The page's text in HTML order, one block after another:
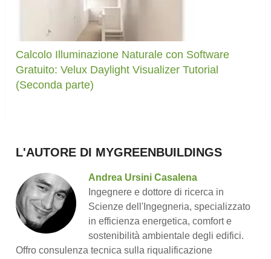
Calcolo Illuminazione Naturale con Software
Gratuito: Velux Daylight Visualizer Tutorial
(Seconda parte)
L'AUTORE DI MYGREENBUILDINGS
Andrea Ursini Casalena
Ingegnere e dottore di ricerca in
Scienze dell'Ingegneria, specializzato
in efficienza energetica, comfort e
sostenibilità ambientale degli edifici.
Offro consulenza tecnica sulla riqualificazione